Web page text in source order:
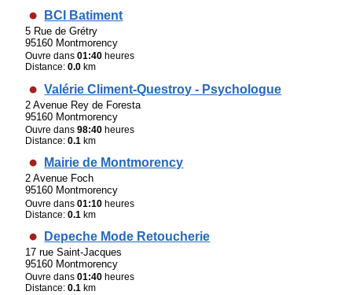
BCI Batiment
5 Rue de Grétry
95160 Montmorency
Ouvre dans01:40 heures
Distance:0.0 km
Valérie Climent-Questroy - Psychologue
2 Avenue Rey de Foresta
95160 Montmorency
Ouvre dans98:40 heures
Distance:0.1 km
Mairie de Montmorency
2 Avenue Foch
95160 Montmorency
Ouvre dans01:10 heures
Distance:0.1 km
Depeche Mode Retoucherie
17 rue Saint-Jacques
95160 Montmorency
Ouvre dans01:40 heures
Distance:0.1 km